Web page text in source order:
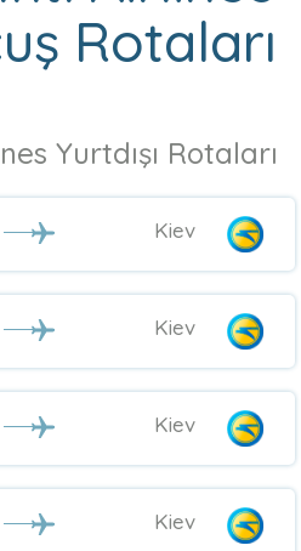
Rotaları
Yurtdışı Rotaları
Kiev
Kiev
Kiev
Kiev